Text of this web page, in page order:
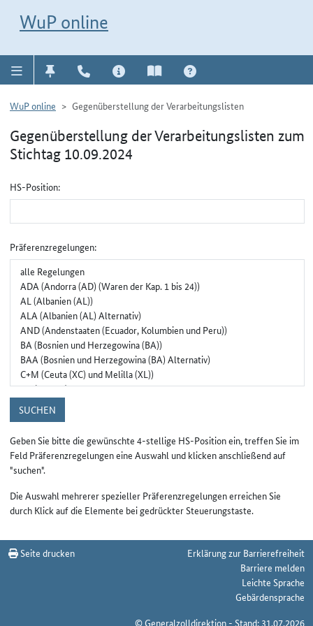
WuP online
WuP online Gegenüberstellung der Verarbeitungslisten
Gegenüberstellung der Verarbeitungslisten zum
Stichtag 10.09.2024
Gruppenauswahl für Gegenüberstellung
HS-Position:
Präferenzregelungen:
SUCHEN
Geben Sie bitte die gewünschte 4-stellige HS-Position ein, treffen Sie im
Feld Präferenzregelungen eine Auswahl und klicken anschließend auf
"suchen".
Die Auswahl mehrerer spezieller Präferenzregelungen erreichen Sie
durch Klick auf die Elemente bei gedrückter Steuerungstaste.
Seite drucken
Erklärung zur Barrierefreiheit
Barriere melden
Leichte Sprache
Gebärdensprache
© Generalzolldirektion - Stand: 31.07.2026